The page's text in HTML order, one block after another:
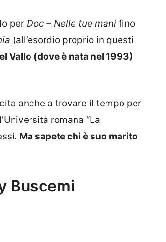
per Doc – Nelle tue mani fino
(all’esordio proprio in questi
Vallo (dove è nata nel 1993)
anche a trovare il tempo per
romana “La
Ma sapete chi è suo marito
Buscemi